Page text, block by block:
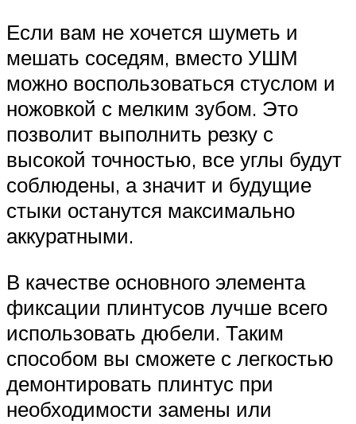
Если вам не хочется шуметь и
мешать соседям, вместо УШМ
можно воспользоваться стуслом и
ножовкой с мелким зубом. Это
позволит выполнить резку с
высокой точностью, все углы будут
соблюдены, а значит и будущие
стыки останутся максимально
аккуратными.
В качестве основного элемента
фиксации плинтусов лучше всего
использовать дюбели. Таким
способом вы сможете с легкостью
демонтировать плинтус при
необходимости замены или